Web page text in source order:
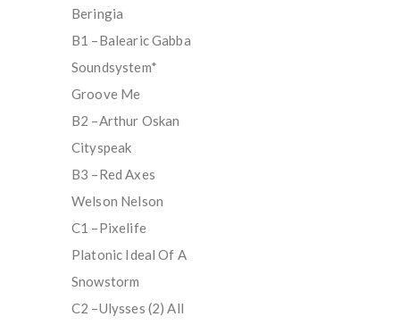
Beringia
B1 –Balearic Gabba
Soundsystem*
Groove Me
B2 –Arthur Oskan
Cityspeak
B3 –Red Axes
Welson Nelson
C1 –Pixelife
Platonic Ideal Of A
Snowstorm
C2 –Ulysses (2) All